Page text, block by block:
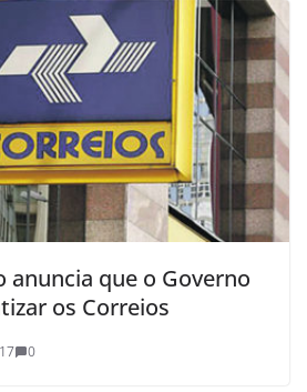
anuncia que o Governo
os Correios
0